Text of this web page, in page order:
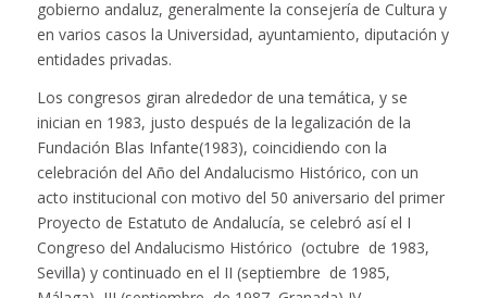
gobierno andaluz, generalmente la consejería de Cultura y
en varios casos la Universidad, ayuntamiento, diputación y
entidades privadas.
Los congresos giran alrededor de una temática, y se
inician en 1983, justo después de la legalización de la
Fundación Blas Infante(1983), coincidiendo con la
celebración del Año del Andalucismo Histórico, con un
acto institucional con motivo del 50 aniversario del primer
Proyecto de Estatuto de Andalucía, se celebró así el I
Congreso del Andalucismo Histórico (octubre de 1983,
Sevilla) y continuado en el II (septiembre de 1985,